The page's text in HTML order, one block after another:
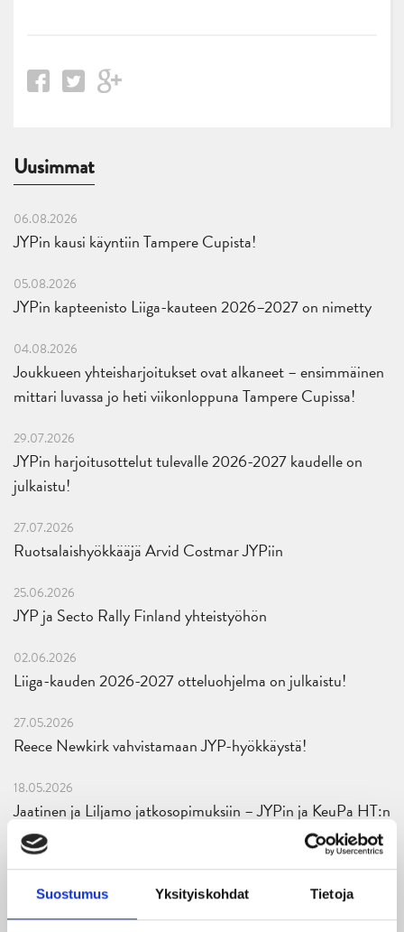
Suostumus Yksityiskohdat Tietoja
Uusimmat
06.08.2026
JYPin kausi käyntiin Tampere Cupista!
05.08.2026
JYPin kapteenisto Liiga-kauteen 2026–2027 on nimetty
04.08.2026
Joukkueen yhteisharjoitukset ovat alkaneet – ensimmäinen
mittari luvassa jo heti viikonloppuna Tampere Cupissa!
29.07.2026
JYPin harjoitusottelut tulevalle 2026-2027 kaudelle on
julkaistu!
27.07.2026
Ruotsalaishyökkääjä Arvid Costmar JYPiin
25.06.2026
JYP ja Secto Rally Finland yhteistyöhön
02.06.2026
Liiga-kauden 2026-2027 otteluohjelma on julkaistu!
27.05.2026
Reece Newkirk vahvistamaan JYP-hyökkäystä!
18.05.2026
Jaatinen ja Liljamo jatkosopimuksiin – JYPin ja KeuPa HT:n
yhteistyö jatkuu
Tuore Sveitsin mestari Juuso Arola JYP-puolustukseen
kahden vuoden sopimuksella